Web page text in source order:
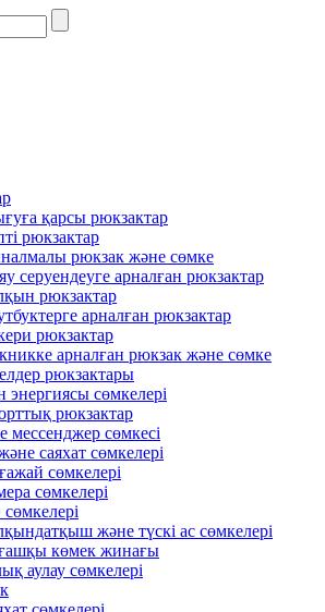
қарсы рюкзактар
рюкзактар
рюкзак және сөмке
серуендеуге арналған рюкзактар
рюкзактар
арналған рюкзактар
рюкзактар
арналған рюкзак және сөмке
рюкзактары
энергиясы сөмкелері
рюкзактар
сөмкесі
саяхат сөмкелері
сөмкелері
сөмкелері
және түскі ас сөмкелері
көмек жинағы
аулау сөмкелері